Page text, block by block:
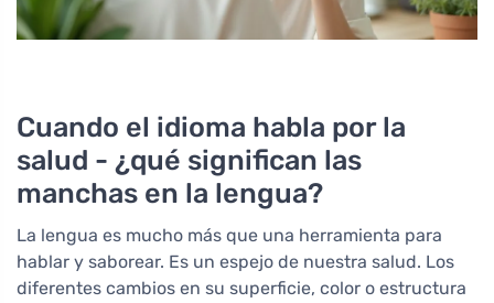
Cuando el idioma habla por la
salud - ¿qué significan las
manchas en la lengua?
La lengua es mucho más que una herramienta para
hablar y saborear. Es un espejo de nuestra salud. Los
diferentes cambios en su superficie, color o estructura